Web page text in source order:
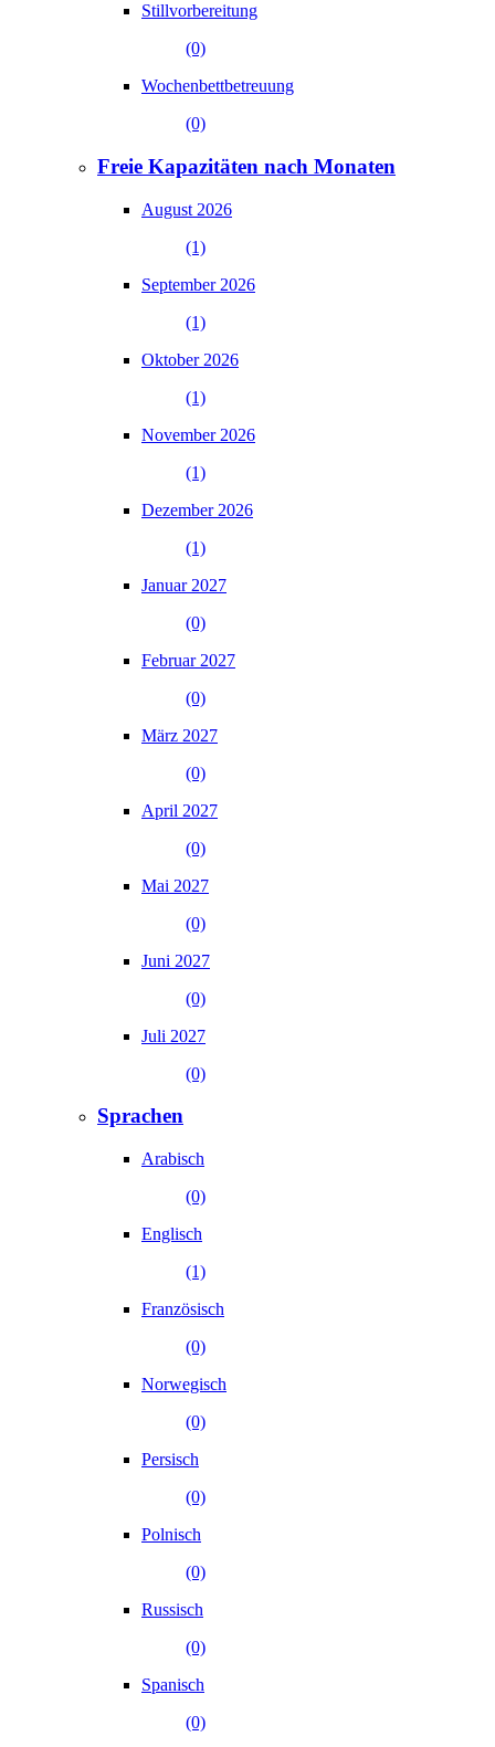
Stillvorbereitung
(0)
Wochenbettbetreuung
(0)
Freie Kapazitäten nach Monaten
August 2026
(1)
September 2026
(1)
Oktober 2026
(1)
November 2026
(1)
Dezember 2026
(1)
Januar 2027
(0)
Februar 2027
(0)
März 2027
(0)
April 2027
(0)
Mai 2027
(0)
Juni 2027
(0)
Juli 2027
(0)
Sprachen
Arabisch
(0)
Englisch
(1)
Französisch
(0)
Norwegisch
(0)
Persisch
(0)
Polnisch
(0)
Russisch
(0)
Spanisch
(0)